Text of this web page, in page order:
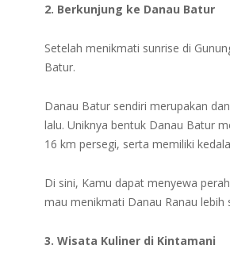
2. Berkunjung ke Danau Batur
Setelah menikmati sunrise di
Batur.
Danau Batur sendiri merupakan
lalu. Uniknya bentuk Danau Batur
16 km persegi, serta memiliki
Di sini, Kamu dapat menyewa
mau menikmati Danau Ranau
3. Wisata Kuliner di Kintamani